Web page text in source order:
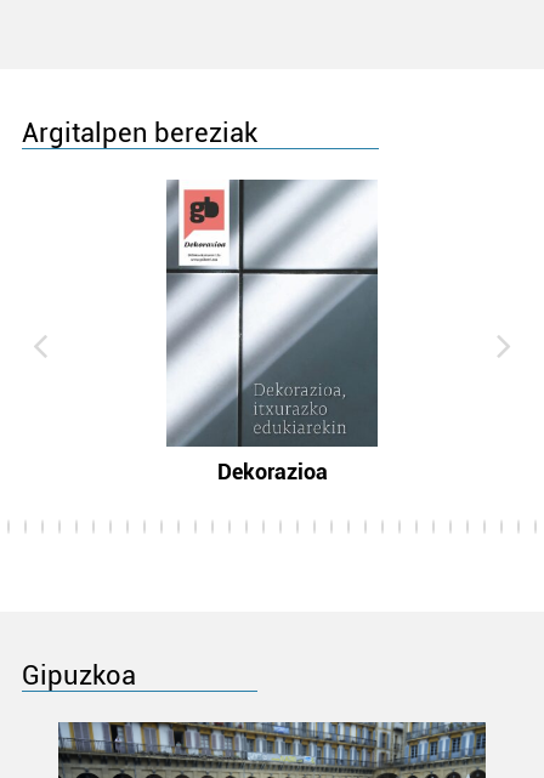
Argitalpen bereziak
Dekorazioa
Gipuzkoa